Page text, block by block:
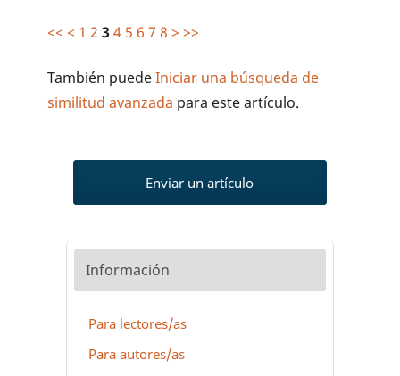
<< < 1 2 34 5 6 7 8 > >>
También puedeIniciar una búsqueda de
similitud avanzada para este artículo.
Enviar un artículo
Información
Para lectores/as
Para autores/as